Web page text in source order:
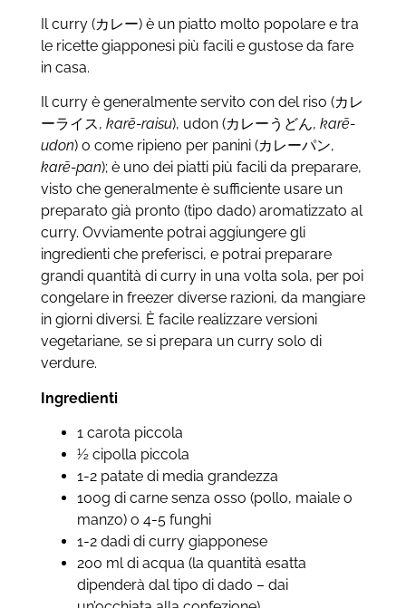
Il curry (カレー) è un piatto molto popolare e tra
le ricette giapponesi più facili e gustose da fare
in casa.
Il curry è generalmente servito con del riso (カレ
ーライス, karē-raisu), udon (カレーうどん, karē-
udon) o come ripieno per panini (カレーパン,
karē-pan); è uno dei piatti più facili da preparare,
visto che generalmente è sufficiente usare un
preparato già pronto (tipo dado) aromatizzato al
curry. Ovviamente potrai aggiungere gli
ingredienti che preferisci, e potrai preparare
grandi quantità di curry in una volta sola, per poi
congelare in freezer diverse razioni, da mangiare
in giorni diversi. È facile realizzare versioni
vegetariane, se si prepara un curry solo di
verdure.
Ingredienti
1 carota piccola
½ cipolla piccola
1-2 patate di media grandezza
100g di carne senza osso (pollo, maiale o
manzo) o 4-5 funghi
1-2 dadi di curry giapponese
200 ml di acqua (la quantità esatta
dipenderà dal tipo di dado – dai